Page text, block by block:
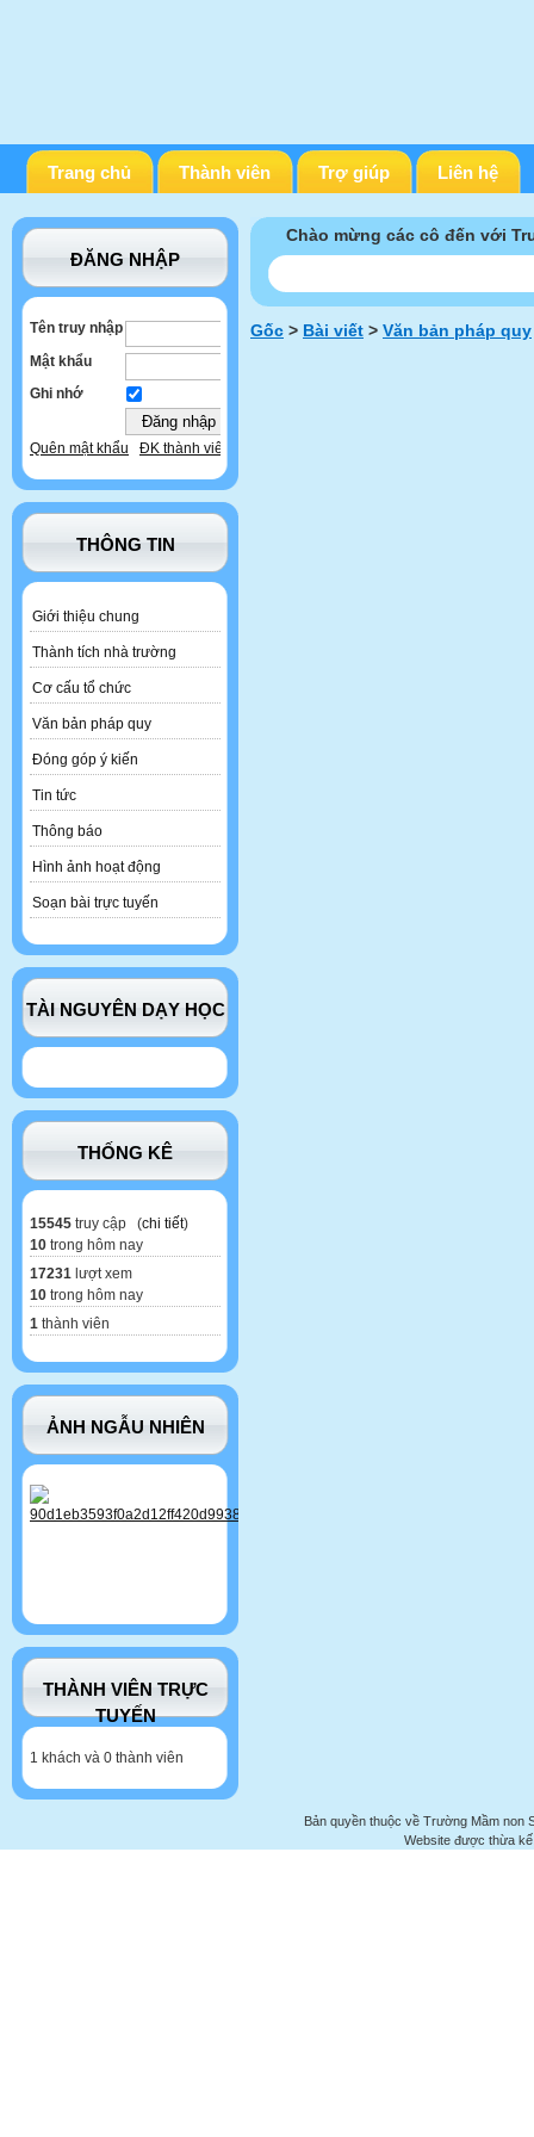
Trang chủ Thành viên Trợ giúp Liên hệ
ĐĂNG NHẬP
Tên truy nhập
Mật khẩu
Ghi nhớ
Quên mật khẩu ĐK thành viên
THÔNG TIN
Giới thiệu chung
Thành tích nhà trường
Cơ cấu tổ chức
Văn bản pháp quy
Đóng góp ý kiến
Tin tức
Thông báo
Hình ảnh hoạt động
Soạn bài trực tuyến
TÀI NGUYÊN DẠY HỌC
THỐNG KÊ
15545 truy cập (chi tiết)
10 trong hôm nay
17231 lượt xem
10 trong hôm nay
1 thành viên
ẢNH NGẪU NHIÊN
THÀNH VIÊN TRỰC
TUYẾN
1 khách và 0 thành viên
Chào mừng các cô đến với
Gốc > Bài viết > Văn bản pháp quy
Bản quyền thuộc về Trường Mầm non
Website được thừa